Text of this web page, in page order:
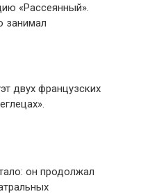
«Рассеянный».
занимал
двух французских
он продолжал